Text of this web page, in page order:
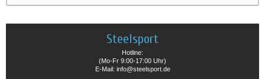
Steelsport
Hotline:
(Mo-Fr 9:00-17:00 Uhr)
E-Mail: info@steelsport.de